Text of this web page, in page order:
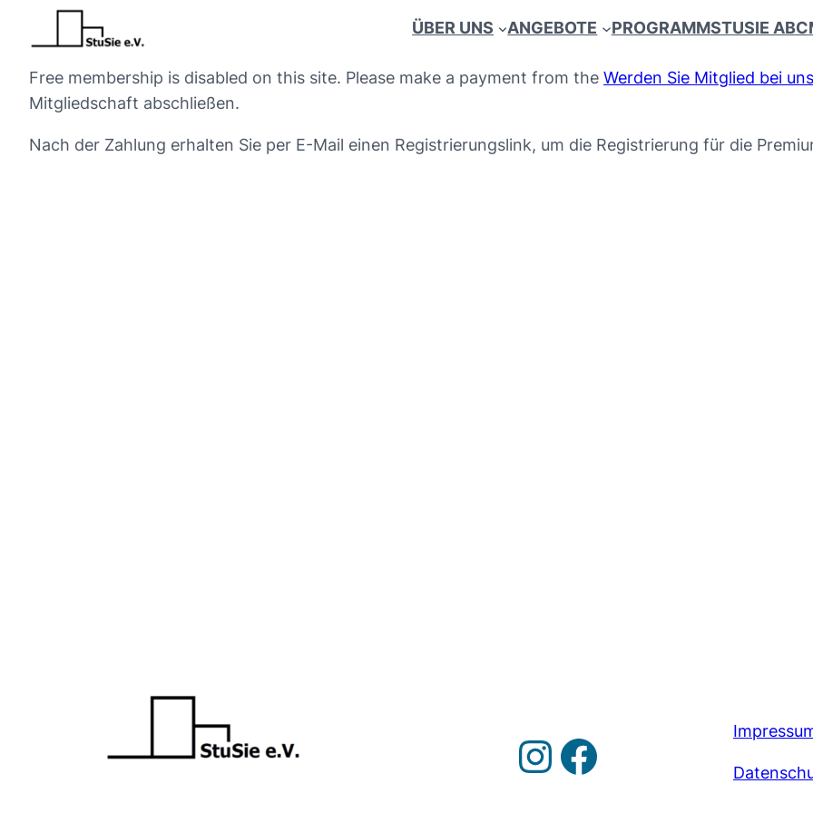
ÜBER UNS ANGEBOTE PROGRAMMSTUSIE ABC
Free membership is disabled on this site. Please make a payment from the Werden Sie Mitglied bei uns
Mitgliedschaft abschließen.
Nach der Zahlung erhalten Sie per E-Mail einen Registrierungslink, um die Registrierung für die
Instagramhttps://www.facebook.com/groups/100771280013291/